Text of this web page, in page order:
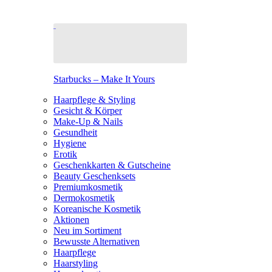
Starbucks – Make It Yours
Haarpflege & Styling
Gesicht & Körper
Make-Up & Nails
Gesundheit
Hygiene
Erotik
Geschenkkarten & Gutscheine
Beauty Geschenksets
Premiumkosmetik
Dermokosmetik
Koreanische Kosmetik
Aktionen
Neu im Sortiment
Bewusste Alternativen
Haarpflege
Haarstyling